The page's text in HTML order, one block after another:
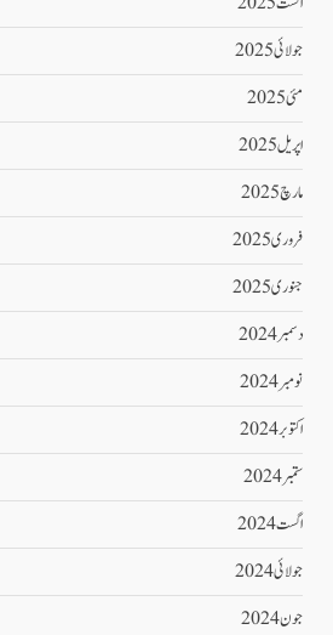
جولائی 2025
مئی 2025
اپریل 2025
مارچ 2025
فروری 2025
جنوری 2025
دسمبر 2024
نومبر 2024
اکتوبر 2024
ستمبر 2024
اگست 2024
جولائی 2024
جون 2024